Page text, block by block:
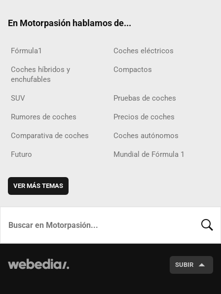
En Motorpasión hablamos de...
Fórmula1 Coches eléctricos
Coches híbridos y
enchufables
Compactos
SUV Pruebas de coches
Rumores de coches Precios de coches
Comparativa de coches Coches autónomos
Futuro Mundial de Fórmula 1
VER MÁS TEMAS
SUBIR